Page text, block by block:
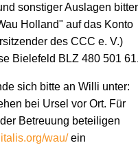
sonstiger Auslagen
Holland" auf das Konto
des CCC e. V.)
Bielefeld BLZ 480 501 61.
sich bitte an Willi unter:
bei Ursel vor Ort. Für
Betreuung beteiligen
wau/ein